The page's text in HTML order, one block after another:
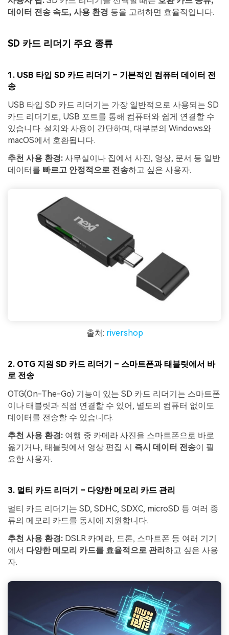
데이터 전송 속도, 사용 환경 등을 고려하면 효율적입니다.
SD 카드 리더기 주요 종류
1. USB 타입 SD 카드 리더기 – 기본적인 컴퓨터 데이터 전
송
USB 타입 SD 카드 리더기는 가장 일반적으로 사용되는 SD
카드 리더기로, USB 포트를 통해 컴퓨터와 쉽게 연결할 수
있습니다. 설치와 사용이 간단하며, 대부분의 Windows와
macOS에서 호환됩니다.
추천 사용 환경: 사무실이나 집에서 사진, 영상, 문서 등 일반
데이터를 빠르고 안정적으로 전송하고 싶은 사용자.
출처: rivershop
2. OTG 지원 SD 카드 리더기 – 스마트폰과 태블릿에서 바
로 전송
OTG(On-The-Go) 기능이 있는 SD 카드 리더기는 스마트폰
이나 태블릿과 직접 연결할 수 있어, 별도의 컴퓨터 없이도
데이터를 전송할 수 있습니다.
추천 사용 환경: 여행 중 카메라 사진을 스마트폰으로 바로
옮기거나, 태블릿에서 영상 편집 시 즉시 데이터 전송이 필
요한 사용자.
3. 멀티 카드 리더기 – 다양한 메모리 카드 관리
멀티 카드 리더기는 SD, SDHC, SDXC, microSD 등 여러 종
류의 메모리 카드를 동시에 지원합니다.
추천 사용 환경: DSLR 카메라, 드론, 스마트폰 등 여러 기기
에서 다양한 메모리 카드를 효율적으로 관리 하고 싶은 사용
자.